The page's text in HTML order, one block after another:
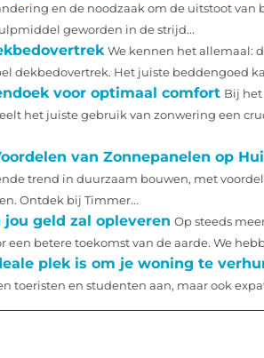
en de noodzaak om de uitstoot van
geworden in de strijd...
We kennen het allemaal:
dekbedovertrek. Het juiste beddengoed
voor optimaal comfort Bij het
het juiste gebruik van zonwering een
van Zonnepanelen op
trend in duurzaam bouwen, met
Ontdek bij Timmer...
geld zal opleveren Op steeds
een betere toekomst van de aarde. We
plek is om je woning te
toeristen en studenten aan, maar ook